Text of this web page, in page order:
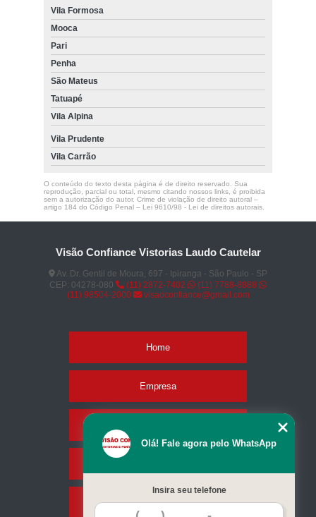
Vila Formosa
Mooca
Pari
Penha
São Mateus
Tatuapé
Vila Alpina
Vila Prudente
Vila Carrão
O conteúdo do texto desta página é de direito reservado. Sua
reprodução, parcial ou total, mesmo citando nossos links, é proibida
sem a autorização do autor. Crime de violação de direito autoral –
artigo 184 do Código Penal – Lei 9610/98 - Lei de direitos autorais.
Visão Confiance Vistorias Laudo Cautelar
Av. Dr. Gentil de Moura, 697 - Ipiranga - São Paulo - SP
CEP: 04278-080
(11) 2872-7402
(11) 7788-8888
(11) 98504-2000
visaoconfiance@gmail.com
Home
Empresa
Contato
Olá! Fale agora pelo WhatsApp
Insira seu telefone